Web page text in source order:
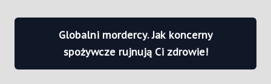
Globalni mordercy. Jak koncerny
spożywcze rujnują Ci zdrowie!